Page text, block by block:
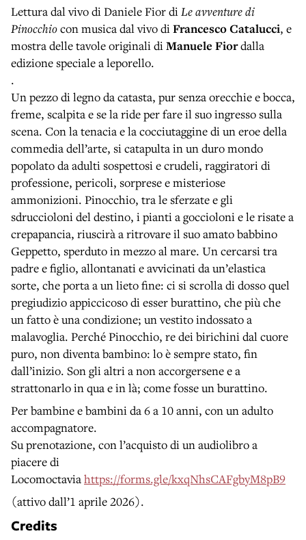
Lettura dal vivo di Daniele Fior diLe avventure di
Pinocchiocon musica dal vivo diFrancesco Catalucci, e
mostra delle tavole originali diManuele Fiordalla
edizione speciale a leporello.
.
Un pezzo di legno da catasta, pur senza orecchie e bocca,
freme, scalpita e se la ride per fare il suo ingresso sulla
scena. Con la tenacia e la cocciutaggine di un eroe della
commedia dell’arte, si catapulta in un duro mondo
popolato da adulti sospettosi e crudeli, raggiratori di
professione, pericoli, sorprese e misteriose
ammonizioni. Pinocchio, tra le sferzate e gli
sdruccioloni del destino, i pianti a goccioloni e le risate a
crepapancia, riuscirà a ritrovare il suo amato babbino
Geppetto, sperduto in mezzo al mare. Un cercarsi tra
padre e figlio, allontanati e avvicinati da un’elastica
sorte, che porta a un lieto fine: ci si scrolla di dosso quel
pregiudizio appiccicoso di esser burattino, che più che
un fatto è una condizione; un vestito indossato a
malavoglia. Perché Pinocchio, re dei birichini dal cuore
puro, non diventa bambino: lo è sempre stato, fin
dall’inizio. Son gli altri a non accorgersene e a
strattonarlo in qua e in là; come fosse un burattino.
Per bambine e bambini da 6 a 10 anni, con un adulto
accompagnatore.
Su prenotazione, con l’acquisto di un audiolibro a
piacere di
Locomoctaviahttps://forms.gle/kxqNhsCAFgbyM8pB9
(attivo dall’1 aprile 2026).
Credits